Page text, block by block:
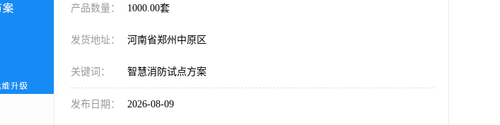
产品数量： 1000.00套
发货地址： 河南省郑州中原区
关键词： 智慧消防试点方案
发布日期： 2026-08-09